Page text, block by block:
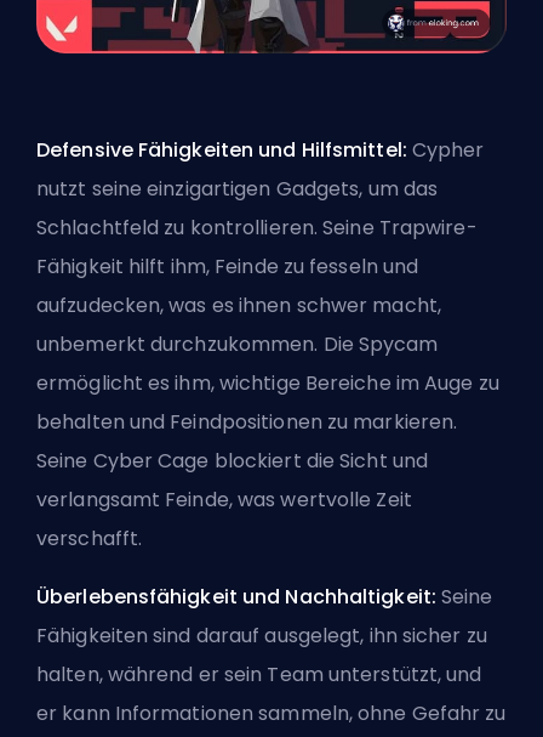
Defensive Fähigkeiten und Hilfsmittel: Cypher
nutzt seine einzigartigen Gadgets, um das
Schlachtfeld zu kontrollieren. Seine Trapwire-
Fähigkeit hilft ihm, Feinde zu fesseln und
aufzudecken, was es ihnen schwer macht,
unbemerkt durchzukommen. Die Spycam
ermöglicht es ihm, wichtige Bereiche im Auge zu
behalten und Feindpositionen zu markieren.
Seine Cyber Cage blockiert die Sicht und
verlangsamt Feinde, was wertvolle Zeit
verschafft.
Überlebensfähigkeit und Nachhaltigkeit: Seine
Fähigkeiten sind darauf ausgelegt, ihn sicher zu
halten, während er sein Team unterstützt, und
er kann Informationen sammeln, ohne Gefahr zu